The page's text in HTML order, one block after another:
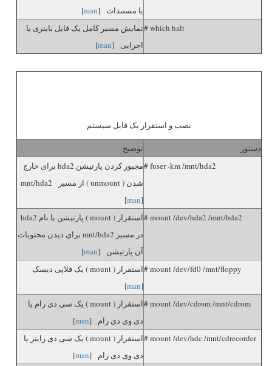
یا مستندات [man
]
# which haltنمایش مسیر کامل یک فایل باینری یا
اجرایی [man
]
نصب و استقرار یک فایل سیستم
دستور
توضیح
# fuser -km /mnt/hda2
مجبور کردن پارتیشن hda2 برای خارج
شدن ( unmount ) از مسیر mnt/hda2
[man]
# mount /dev/hda2 /mnt/hda2
استقرار ( mount ) پارتیشن با نام hda2
در مسیر mnt/hda2 برای دیدن محتویات
آن پارتیشن [man
]
# mount /dev/fd0 /mnt/floppy
استقرار ( mount ) یک فلاپی دیسک
[
man
]
# mount /dev/cdrom /mnt/cdrom
استقرار ( mount ) یک سی دی رام یا
دی وی دی رام [man
]
# mount /dev/hdc /mnt/cdrecorder
استقرار ( mount ) یک سی دی رایتر یا
دی وی دی رام [man
]